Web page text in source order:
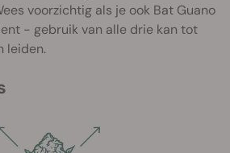
voorzichtig als je ook Bat Guano
- gebruik van alle drie kan tot
leiden.